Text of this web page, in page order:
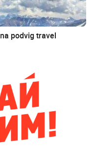
podvig travel